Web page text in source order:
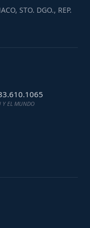
STO. DGO., REP.
Y EL MUNDO